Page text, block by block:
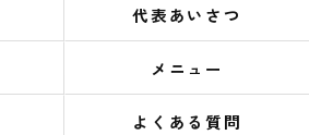
代表あいさつ
メニュー
よくある質問